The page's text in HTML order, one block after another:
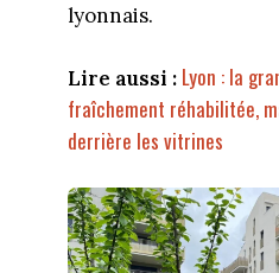
lyonnais.
Lire aussi : Lyon : la
fraîchement réhabilitée,
derrière les vitrines